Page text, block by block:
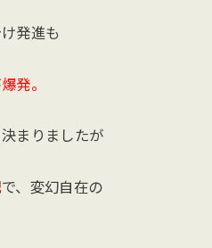
発進も
発。
まりましたが
で、変幻自在の